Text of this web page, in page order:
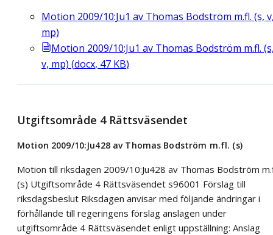
Motion 2009/10:Ju1 av Thomas Bodström m.fl. (s,
mp)
Motion 2009/10:Ju1 av Thomas Bodström m.fl.
v, mp) (docx, 47 KB)
Utgiftsområde 4 Rättsväsendet
Motion 2009/10:Ju428 av Thomas Bodström m.fl. (s)
Motion till riksdagen 2009/10:Ju428 av Thomas Bodström
(s) Utgiftsområde 4 Rättsväsendet s96001 Förslag till
riksdagsbeslut Riksdagen anvisar med följande ändringar i
förhållande till regeringens förslag anslagen under
utgiftsområde 4 Rättsväsendet enligt uppställning: Anslag